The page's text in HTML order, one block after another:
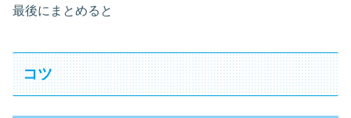
最後にまとめると
コツ